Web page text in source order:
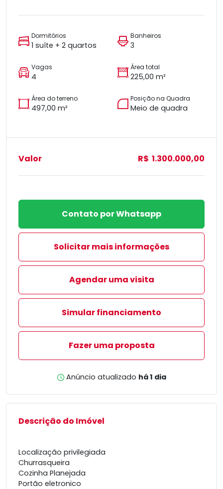
Dormitórios
1 suíte + 2 quartos
Banheiros
3
Vagas
4
Área total
225,00 m²
Área do terreno
497,00 m²
Posição na Quadra
Meio de quadra
Valor R$ 1.300.000,00
Contato por Whatsapp
Solicitar mais informações
Agendar uma visita
Simular financiamento
Fazer uma proposta
Anúncio atualizado há 1 dia
Descrição do Imóvel
Localização privilegiada
Churrasqueira
Cozinha Planejada
Portão eletronico